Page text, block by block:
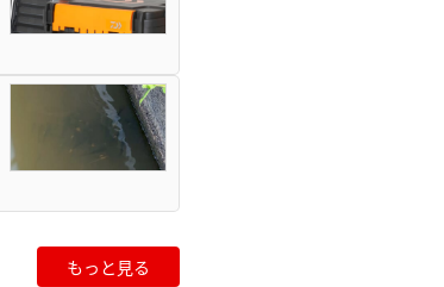
もっと見る